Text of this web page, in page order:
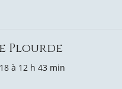
Plourde
à 12 h 43 min